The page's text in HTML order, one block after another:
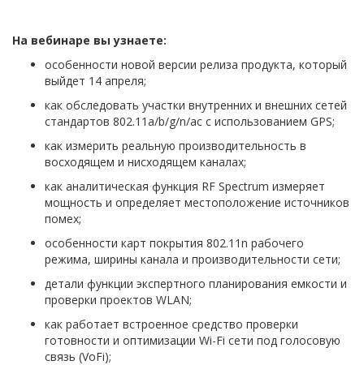
На вебинаре вы узнаете:
особенности новой версии релиза продукта, который
выйдет 14 апреля;
как обследовать участки внутренних и внешних сетей
стандартов 802.11a/b/g/n/ac с использованием GPS;
как измерить реальную производительность в
восходящем и нисходящем каналах;
как аналитическая функция RF Spectrum измеряет
мощность и определяет местоположение источников
помех;
особенности карт покрытия 802.11n рабочего
режима, ширины канала и производительности сети;
детали функции экспертного планирования емкости и
проверки проектов WLAN;
как работает встроенное средство проверки
готовности и оптимизации Wi-Fi сети под голосовую
связь (VoFi);